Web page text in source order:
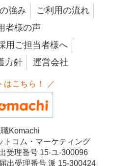
強み
ご利用の流れ
者様の声
用ご担当者様へ
方針
運営会社
はこちら！ ／
Komachi
トコム・マーケティング
受理番号 15-ユ-300096
出受理番号 派 15-300424